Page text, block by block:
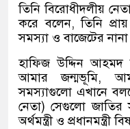
তিনি বিরোধীদলীয়
করে বলেন,তিনি
সমস্যা ও বাজেটের
হাফিজ উদ্দিন আহমদ
আমার জন্মভূমি,
সমস্যাগুলো এখানে
নেতা)সেগুলো জাতির
অর্থমন্ত্রী ও